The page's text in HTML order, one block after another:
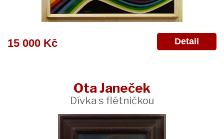
15 000 Kč Detail
Ota Janeček
Dívka s flétničkou